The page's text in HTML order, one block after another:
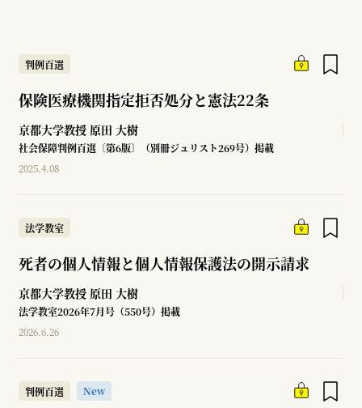
判例百選
保険医療機関指定拒否処分と憲法22条
京都大学教授 原田 大樹
社会保障判例百選〔第6版〕（別冊ジュリスト269号）掲載
2025.4.08
法学教室
死者の個人情報と個人情報保護法の開示請求
京都大学教授 原田 大樹
法学教室2026年7月号（550号）掲載
2026.6.26
判例百選 New